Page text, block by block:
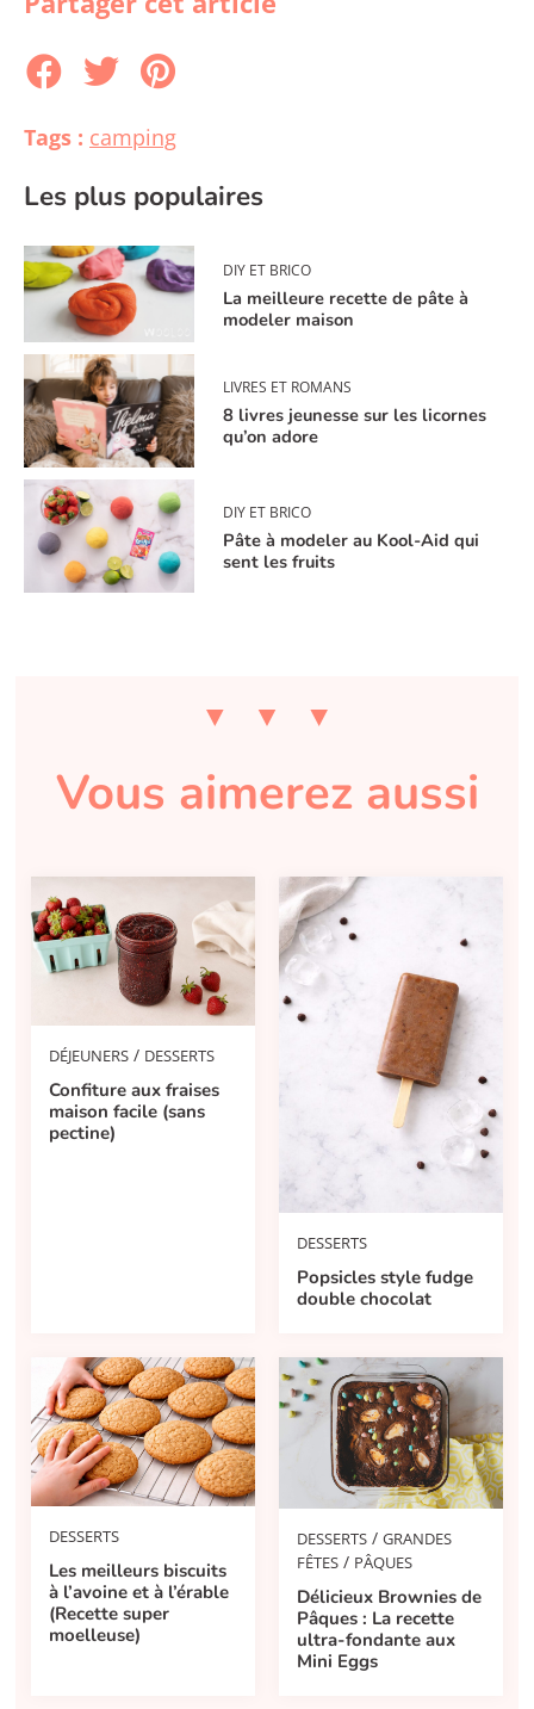
Tags : camping
Les plus populaires
DIY ET BRICO
La meilleure recette de pâte à
modeler maison
LIVRES ET ROMANS
8 livres jeunesse sur les licornes
qu’on adore
DIY ET BRICO
Pâte à modeler au Kool-Aid qui
sent les fruits
Vous aimerez aussi
DÉJEUNERS / DESSERTS
Confiture aux fraises
maison facile (sans
pectine)
DESSERTS
Popsicles style fudge
double chocolat
DESSERTS
Les meilleurs biscuits
à l’avoine et à l’érable
(Recette super
moelleuse)
DESSERTS / GRANDES
FÊTES / PÂQUES
Délicieux Brownies de
Pâques : La recette
ultra-fondante aux
Mini Eggs